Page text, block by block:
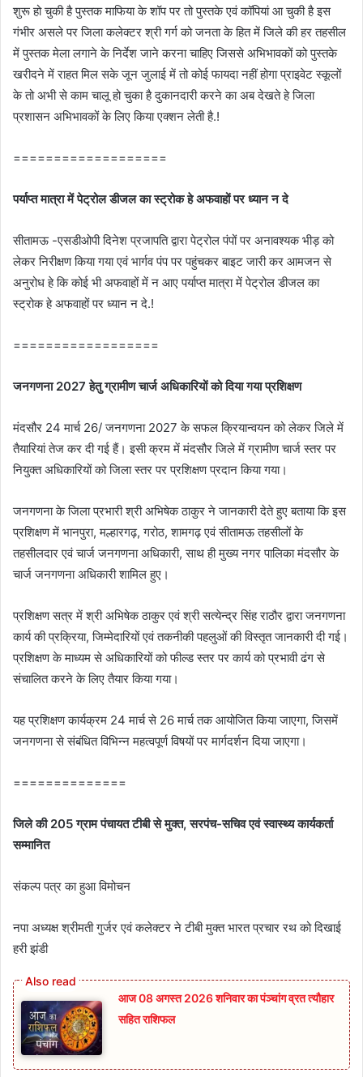
शुरू हो चुकी है पुस्तक माफिया के शॉप पर तो पुस्तके एवं कॉपियां आ चुकी है इस
गंभीर असले पर जिला कलेक्टर श्री गर्ग को जनता के हित में जिले की हर तहसील
में पुस्तक मेला लगाने के निर्देश जाने करना चाहिए जिससे अभिभावकों को पुस्तके
खरीदने में राहत मिल सके जून जुलाई में तो कोई फायदा नहीं होगा प्राइवेट स्कूलों
के तो अभी से काम चालू हो चुका है दुकानदारी करने का अब देखते हे जिला
प्रशासन अभिभावकों के लिए किया एक्शन लेती है.!
===================
पर्याप्त मात्रा में पेट्रोल डीजल का स्ट्रोक हे अफवाहों पर ध्यान न दे
सीतामऊ -एसडीओपी दिनेश प्रजापति द्वारा पेट्रोल पंपों पर अनावश्यक भीड़ को
लेकर निरीक्षण किया गया एवं भार्गव पंप पर पहुंचकर बाइट जारी कर आमजन से
अनुरोध हे कि कोई भी अफवाहों में न आए पर्याप्त मात्रा में पेट्रोल डीजल का
स्ट्रोक हे अफवाहों पर ध्यान न दे.!
==================
जनगणना 2027 हेतु ग्रामीण चार्ज अधिकारियों को दिया गया प्रशिक्षण
मंदसौर 24 मार्च 26/ जनगणना 2027 के सफल क्रियान्वयन को लेकर जिले में
तैयारियां तेज कर दी गई हैं। इसी क्रम में मंदसौर जिले में ग्रामीण चार्ज स्तर पर
नियुक्त अधिकारियों को जिला स्तर पर प्रशिक्षण प्रदान किया गया।
जनगणना के जिला प्रभारी श्री अभिषेक ठाकुर ने जानकारी देते हुए बताया कि इस
प्रशिक्षण में भानपुरा, मल्हारगढ़, गरोठ, शामगढ़ एवं सीतामऊ तहसीलों के
तहसीलदार एवं चार्ज जनगणना अधिकारी, साथ ही मुख्य नगर पालिका मंदसौर के
चार्ज जनगणना अधिकारी शामिल हुए।
प्रशिक्षण सत्र में श्री अभिषेक ठाकुर एवं श्री सत्येन्द्र सिंह राठौर द्वारा जनगणना
कार्य की प्रक्रिया, जिम्मेदारियों एवं तकनीकी पहलुओं की विस्तृत जानकारी दी गई।
प्रशिक्षण के माध्यम से अधिकारियों को फील्ड स्तर पर कार्य को प्रभावी ढंग से
संचालित करने के लिए तैयार किया गया।
यह प्रशिक्षण कार्यक्रम 24 मार्च से 26 मार्च तक आयोजित किया जाएगा, जिसमें
जनगणना से संबंधित विभिन्न महत्वपूर्ण विषयों पर मार्गदर्शन दिया जाएगा।
==============
जिले की 205 ग्राम पंचायत टीबी से मुक्त, सरपंच-सचिव एवं स्वास्थ्य कार्यकर्ता
सम्मानित
संकल्प पत्र का हुआ विमोचन
नपा अध्यक्ष श्रीमती गुर्जर एवं कलेक्टर ने टीबी मुक्त भारत प्रचार रथ को दिखाई
हरी झंडी
आज 08 अगस्त 2026‌ शनिवार का पंञ्चांग व्रत त्यौहार
सहित राशिफल